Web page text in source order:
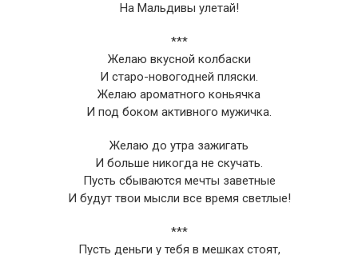
На Мальдивы улетай!
***
Желаю вкусной колбаски
И старо-новогодней пляски.
Желаю ароматного коньячка
И под боком активного мужичка.
Желаю до утра зажигать
И больше никогда не скучать.
Пусть сбываются мечты заветные
И будут твои мысли все время светлые!
***
Пусть деньги у тебя в мешках стоят,